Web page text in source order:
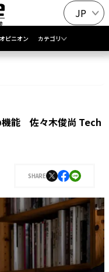
JP
オピニオン カテゴリ
機能 佐々木俊尚 Tech
SHARE